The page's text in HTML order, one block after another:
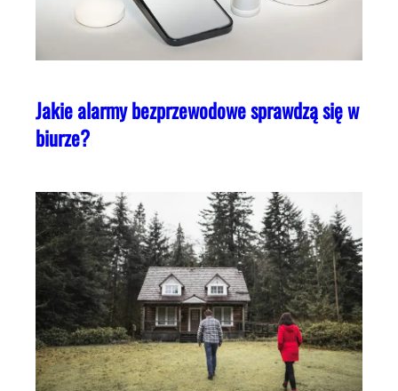
Jakie alarmy bezprzewodowe sprawdzą się w
biurze?